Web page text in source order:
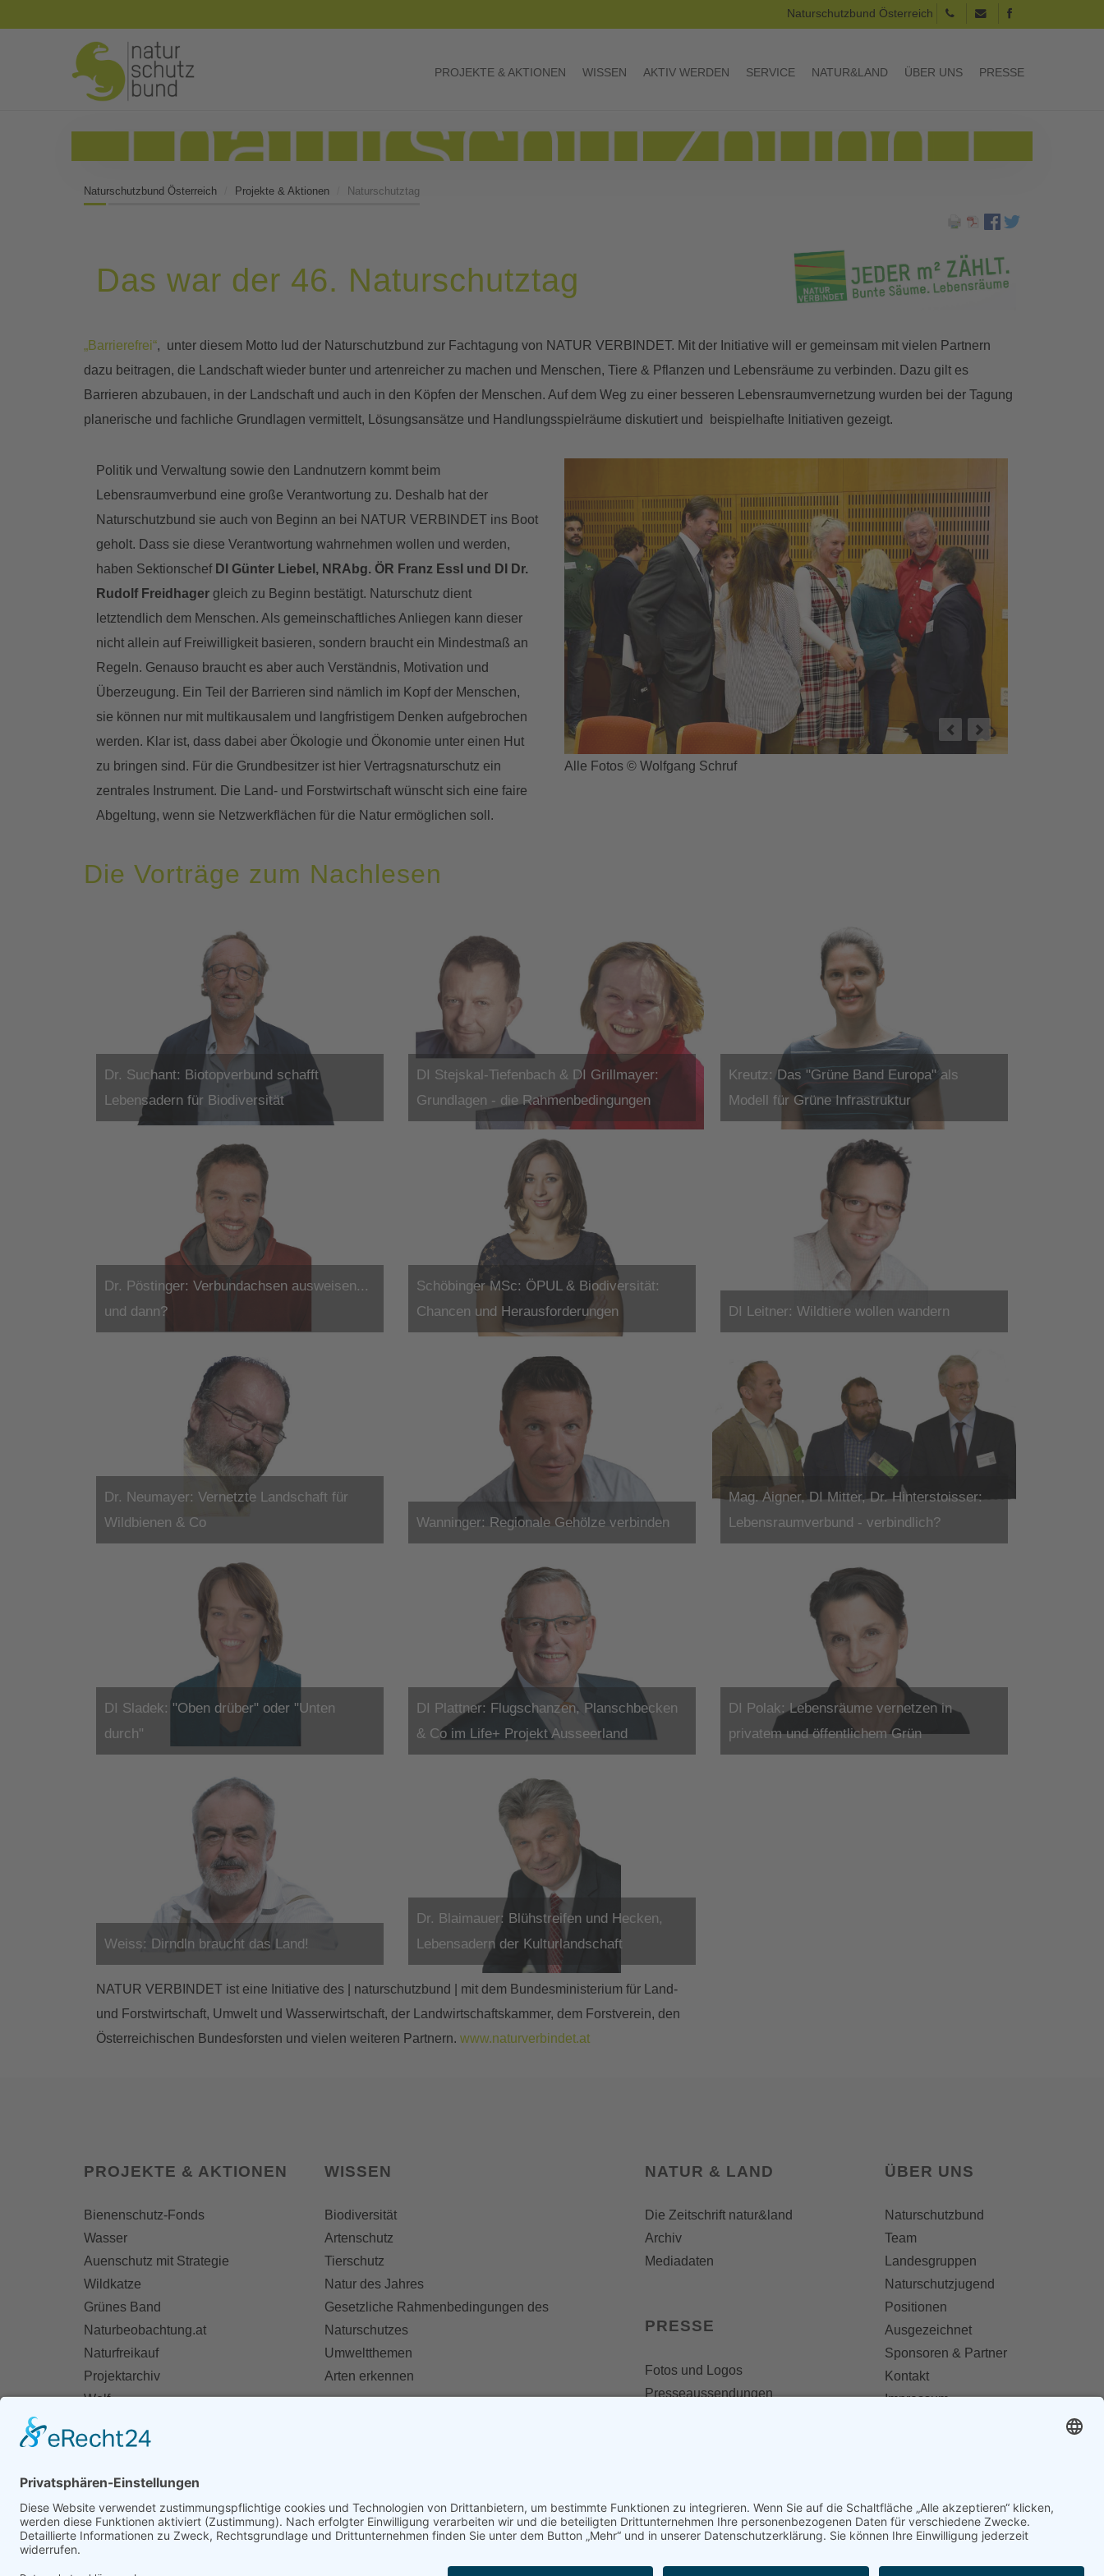
Naturschutzbund Österreich
PROJEKTE & AKTIONEN WISSEN AKTIV WERDEN SERVICE NATUR&LAND ÜBER UNS PRESSE
Naturschutzbund Österreich Projekte & Aktionen Naturschutztag
Das war der 46. Naturschutztag
„Barrierefrei“, unter diesem Motto lud der Naturschutzbund zur Fachtagung von NATUR VERBINDET. Mit der Initiative will er gemeinsam mit vielen Partnern
dazu beitragen, die Landschaft wieder bunter und artenreicher zu machen und Menschen, Tiere & Pflanzen und Lebensräume zu verbinden. Dazu gilt es
Barrieren abzubauen, in der Landschaft und auch in den Köpfen der Menschen. Auf dem Weg zu einer besseren Lebensraumvernetzung wurden bei der Tagung
planerische und fachliche Grundlagen vermittelt, Lösungsansätze und Handlungsspielräume diskutiert und beispielhafte Initiativen gezeigt.
Politik und Verwaltung sowie den Landnutzern kommt beim
Lebensraumverbund eine große Verantwortung zu. Deshalb hat der
Naturschutzbund sie auch von Beginn an bei NATUR VERBINDET ins Boot
geholt. Dass sie diese Verantwortung wahrnehmen wollen und werden,
haben Sektionschef DI Günter Liebel, NRAbg. ÖR Franz Essl und DI Dr.
Rudolf Freidhager gleich zu Beginn bestätigt. Naturschutz dient
letztendlich dem Menschen. Als gemeinschaftliches Anliegen kann dieser
nicht allein auf Freiwilligkeit basieren, sondern braucht ein Mindestmaß an
Regeln. Genauso braucht es aber auch Verständnis, Motivation und
Überzeugung. Ein Teil der Barrieren sind nämlich im Kopf der Menschen,
sie können nur mit multikausalem und langfristigem Denken aufgebrochen
werden. Klar ist, dass dabei aber Ökologie und Ökonomie unter einen Hut
zu bringen sind. Für die Grundbesitzer ist hier Vertragsnaturschutz ein
zentrales Instrument. Die Land- und Forstwirtschaft wünscht sich eine faire
Abgeltung, wenn sie Netzwerkflächen für die Natur ermöglichen soll.
Alle Fotos © Wolfgang Schruf
Die Vorträge zum Nachlesen
Dr. Suchant: Biotopverbund schafft
Lebensadern für Biodiversität
DI Stejskal-Tiefenbach & DI Grillmayer:
Grundlagen - die Rahmenbedingungen
Kreutz: Das "Grüne Band Europa" als
Modell für Grüne Infrastruktur
Dr. Pöstinger: Verbundachsen ausweisen...
und dann?
Schöbinger MSc: ÖPUL & Biodiversität:
Chancen und Herausforderungen
DI Leitner: Wildtiere wollen wandern
Dr. Neumayer: Vernetzte Landschaft für
Wildbienen & Co
Wanninger: Regionale Gehölze verbinden
Mag. Aigner, DI Mitter, Dr. Hinterstoisser:
Lebensraumverbund - verbindlich?
DI Sladek: "Oben drüber" oder "Unten
durch"
DI Plattner: Flugschanzen, Planschbecken
& Co im Life+ Projekt Ausseerland
DI Polak: Lebensräume vernetzen in
privatem und öffentlichem Grün
Weiss: Dirndln braucht das Land!
Dr. Blaimauer: Blühstreifen und Hecken,
Lebensadern der Kulturlandschaft
NATUR VERBINDET ist eine Initiative des | naturschutzbund | mit dem Bundesministerium für Land-
und Forstwirtschaft, Umwelt und Wasserwirtschaft, der Landwirtschaftskammer, dem Forstverein, den
Österreichischen Bundesforsten und vielen weiteren Partnern. www.naturverbindet.at
PROJEKTE & AKTIONEN
Bienenschutz-Fonds
Wasser
Auenschutz mit Strategie
Wildkatze
Grünes Band
Naturbeobachtung.at
Naturfreikauf
Projektarchiv
Wolf
WISSEN
Biodiversität
Artenschutz
Tierschutz
Natur des Jahres
Gesetzliche Rahmenbedingungen des
Naturschutzes
Umweltthemen
Arten erkennen
Spenden
Mitglied werden
NATUR & LAND
Die Zeitschrift natur&land
Archiv
Mediadaten
PRESSE
Fotos und Logos
Presseaussendungen
ÜBER UNS
Naturschutzbund
Team
Landesgruppen
Naturschutzjugend
Positionen
Ausgezeichnet
Sponsoren & Partner
Kontakt
Impressum